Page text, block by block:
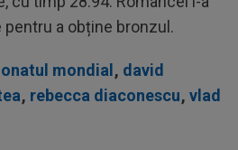
a obține bronzul.
mondial, david
, rebecca diaconescu, vlad